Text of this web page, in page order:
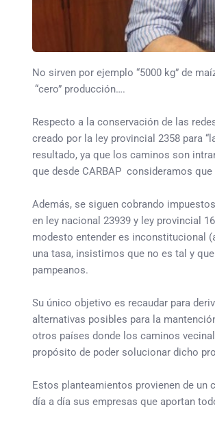
No sirven por ejemplo “5000 kg” de
“cero” producción….
Respecto a la conservación de las
creado por la ley provincial 2358 para
resultado, ya que los caminos son
que desde CARBAP consideramos
Además, se siguen cobrando
en ley nacional 23939 y ley provincial
modesto entender es inconstitucional
una tasa, insistimos que no es tal y
pampeanos.
Su único objetivo es recaudar para
alternativas posibles para la
otros países donde los caminos
propósito de poder solucionar dicho
Estos planteamientos provienen de un
día a día sus empresas que aportan